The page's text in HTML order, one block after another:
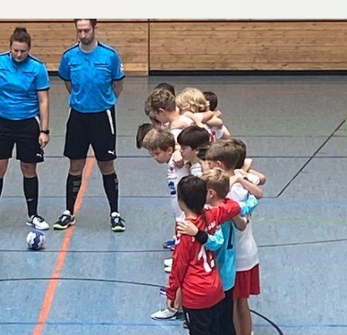
Service
Mitgliedschaft
Geschäftsstelle
Hildener AT